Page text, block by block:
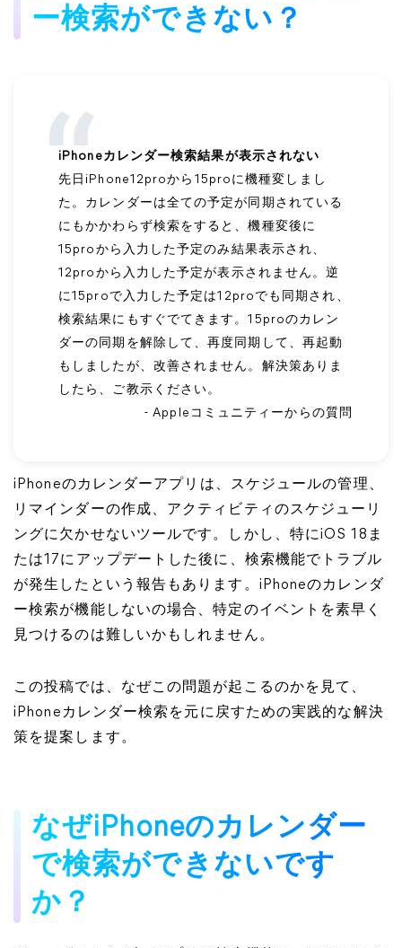
ー検索ができない？
iPhoneカレンダー検索結果が表示されない
先日iPhone12proから15proに機種変しまし
た。カレンダーは全ての予定が同期されている
にもかかわらず検索をすると、機種変後に
15proから入力した予定のみ結果表示され、
12proから入力した予定が表示されません。逆
に15proで入力した予定は12proでも同期され、
検索結果にもすぐでてきます。15proのカレン
ダーの同期を解除して、再度同期して、再起動
もしましたが、改善されません。解決策ありま
したら、ご教示ください。
- Appleコミュニティーからの質問
iPhoneのカレンダーアプリは、スケジュールの管理、
リマインダーの作成、アクティビティのスケジューリ
ングに欠かせないツールです。しかし、特にiOS 18ま
たは17にアップデートした後に、検索機能でトラブル
が発生したという報告もあります。iPhoneのカレンダ
ー検索が機能しないの場合、特定のイベントを素早く
見つけるのは難しいかもしれません。
この投稿では、なぜこの問題が起こるのかを見て、
iPhoneカレンダー検索を元に戻すための実践的な解決
策を提案します。
なぜiPhoneのカレンダー
で検索ができないです
か？